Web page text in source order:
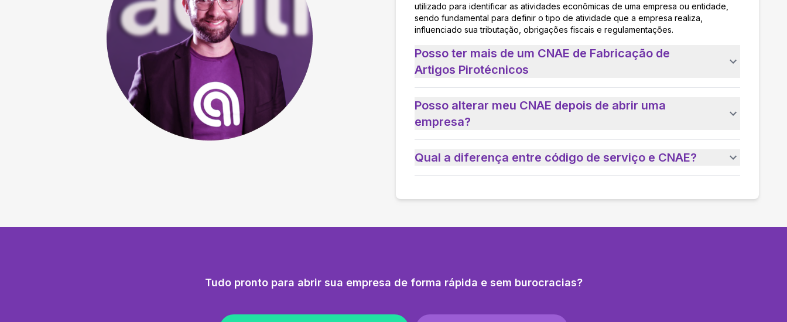
utilizado para identificar as atividades econômicas de uma empresa ou entidade,
sendo fundamental para definir o tipo de atividade que a empresa realiza,
influenciado sua tributação, obrigações fiscais e regulamentações.
Posso ter mais de um CNAE de Fabricação de
Artigos Pirotécnicos
Posso alterar meu CNAE depois de abrir uma
empresa?
Qual a diferença entre código de serviço e CNAE?
Tudo pronto para abrir sua empresa de forma rápida e sem burocracias?